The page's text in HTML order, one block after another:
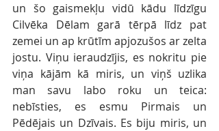
un šo gaismekļu vidū kādu līdzīgu
Cilvēka Dēlam garā tērpā līdz pat
zemei un ap krūtīm apjozušos ar zelta
jostu. Viņu ieraudzījis, es nokritu pie
viņa kājām kā miris, un viņš uzlika
man savu labo roku un teica:
nebīsties, es esmu Pirmais un
Pēdējais un Dzīvais. Es biju miris, un